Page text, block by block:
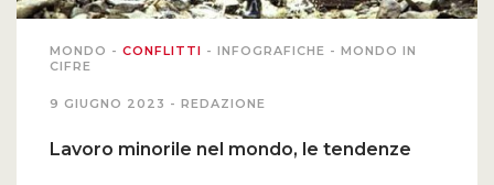
MONDO - CONFLITTI - INFOGRAFICHE - MONDO IN
CIFRE
9 GIUGNO 2023 - REDAZIONE
Lavoro minorile nel mondo, le tendenze